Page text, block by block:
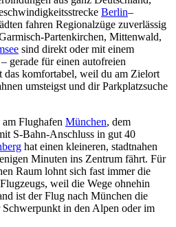
Berlin–
fahren Regionalzüge zuverlässig
Partenkirchen, Mittenwald,
sind direkt oder mit einem
gerade für einen autofreien
komfortabel, weil du am Zielort
umsteigst und dir Parkplatzsuche
Flughafen München, dem
S-Bahn-Anschluss in gut 40
hat einen kleineren, stadtnahen
Minuten ins Zentrum fährt. Für
Raum lohnt sich fast immer die
weil die Wege ohnehin
ist der Flug nach München die
Schwerpunkt in den Alpen oder im